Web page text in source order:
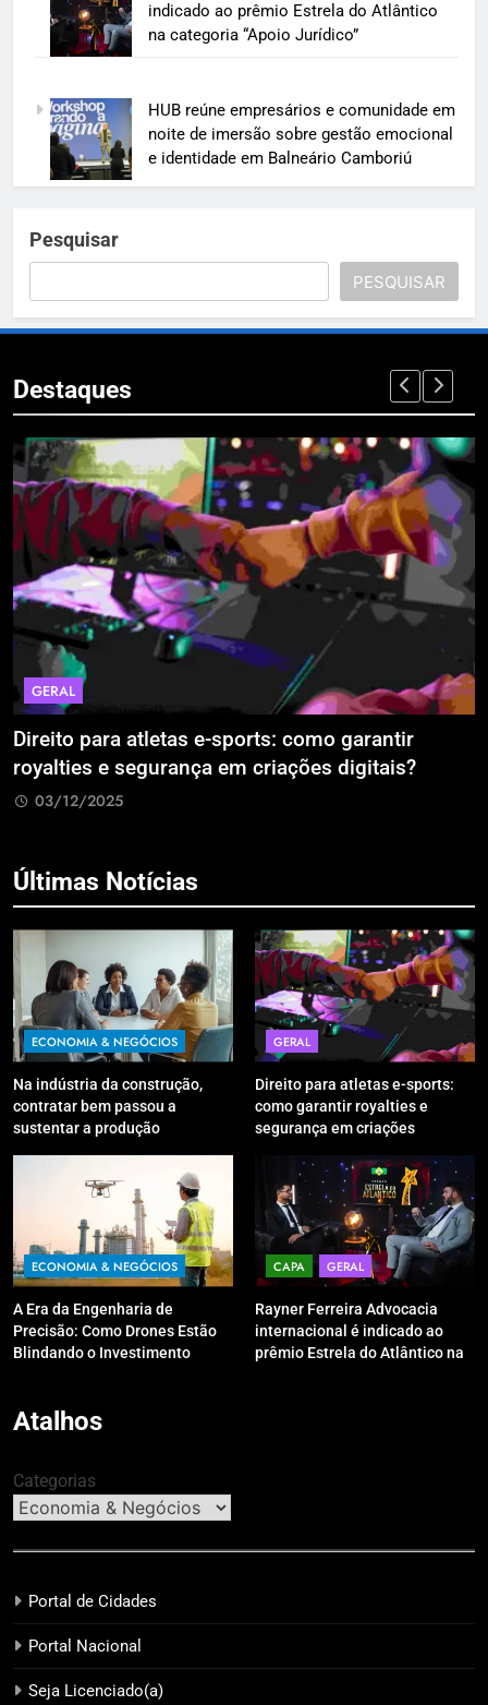
indicado ao prêmio Estrela do Atlântico
na categoria “Apoio Jurídico”
HUB reúne empresários e comunidade em
noite de imersão sobre gestão emocional
e identidade em Balneário Camboriú
Pesquisar
PESQUISAR
Destaques
GERAL
Direito para atletas e-sports: como garantir
royalties e segurança em criações digitais?
03/12/2025
Últimas Notícias
ECONOMIA & NEGÓCIOS
Na indústria da construção,
contratar bem passou a
sustentar a produção
GERAL
Direito para atletas e-sports:
como garantir royalties e
segurança em criações
ECONOMIA & NEGÓCIOS
A Era da Engenharia de
Precisão: Como Drones Estão
Blindando o Investimento
CAPA GERAL
Rayner Ferreira Advocacia
internacional é indicado ao
prêmio Estrela do Atlântico na
Atalhos
Categorias
Portal de Cidades
Portal Nacional
Seja Licenciado(a)